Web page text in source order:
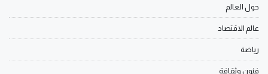
حول العالم
عالم الاقتصاد
رياضة
فنون وثقافة